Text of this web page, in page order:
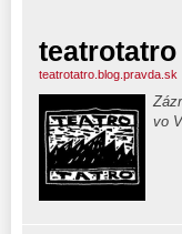
teatrotatro
teatrotatro.blog.pravda.sk
vo